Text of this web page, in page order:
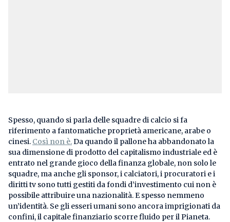
Spesso, quando si parla delle squadre di calcio si fa
riferimento a fantomatiche proprietà americane, arabe o
cinesi. Così non è.Da quando il pallone ha abbandonato la
sua dimensione di prodotto del capitalismo industriale ed è
entrato nel grande gioco della finanza globale, non solo le
squadre, ma anche gli sponsor, i calciatori, i procuratori e i
diritti tv sono tutti gestiti da fondi d’investimento cui non è
possibile attribuire una nazionalità. E spesso nemmeno
un’identità. Se gli esseri umani sono ancora imprigionati da
confini, il capitale finanziario scorre fluido per il Pianeta.